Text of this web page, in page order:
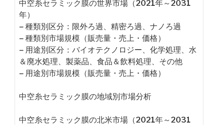
中空糸セラミック膜の世界市場（2021年～2031
年）
– 種類別区分：限外ろ過、精密ろ過、ナノろ過
– 種類別市場規模（販売量・売上・価格）
– 用途別区分：バイオテクノロジー、化学処理、水
＆廃水処理、製薬品、食品＆飲料処理、その他
– 用途別市場規模（販売量・売上・価格）
中空糸セラミック膜の地域別市場分析
中空糸セラミック膜の北米市場（2021年～2031